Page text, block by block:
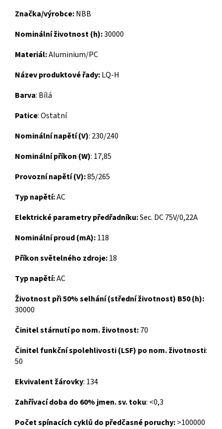
Značka/výrobce:NBB
Nominální životnost (h):30000
Materiál:Aluminium/PC
Název produktové řady:LQ-H
Barva: Bílá
Patice: Ostatní
Nominální napětí (V): 230/240
Nominální příkon (W): 17,85
Provozní napětí (V):85/265
Typ napětí:AC
Elektrické parametry předřadníku:Sec. DC 75V/0,22A
Nominální proud (mA):118
Příkon světelného zdroje:18
Typ napětí:AC
Životnost při 50% selhání (střední životnost) B50 (h):
30000
Činitel stárnutí po nom. životnost:70
Činitel funkční spolehlivosti (LSF) po nom. životnosti:
50
Ekvivalent žárovky: 134
Zahřívací doba do 60% jmen. sv. toku: <0,3
Počet spínacích cyklů do předčasné poruchy:>100000